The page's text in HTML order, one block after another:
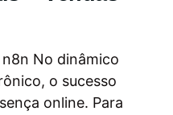
No dinâmico
o sucesso
online. Para